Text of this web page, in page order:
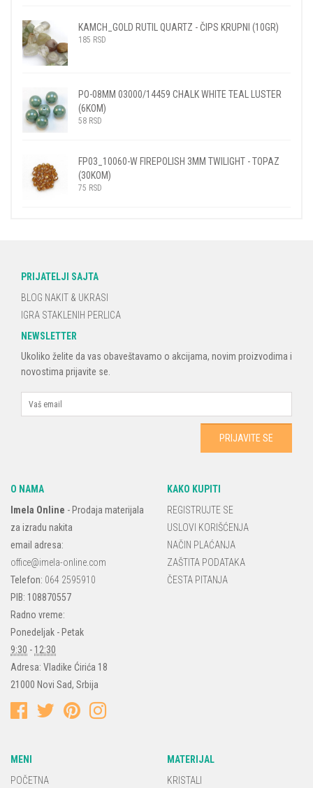
KAMCH_GOLD RUTIL QUARTZ - ČIPS KRUPNI (10GR)
185 RSD
PO-08MM 03000/14459 CHALK WHITE TEAL LUSTER
(6KOM)
58 RSD
FP03_10060-W FIREPOLISH 3MM TWILIGHT - TOPAZ
(30KOM)
75 RSD
PRIJATELJI SAJTA
BLOG NAKIT & UKRASI
IGRA STAKLENIH PERLICA
NEWSLETTER
Ukoliko želite da vas obaveštavamo o akcijama, novim proizvodima i
novostima prijavite se.
O NAMA
Imela Online - Prodaja materijala
za izradu nakita
email adresa:
office@imela-online.com
Telefon: 064 2595910
PIB: 108870557
Radno vreme:
Ponedeljak - Petak
9:30 - 12:30
Adresa: Vladike Ćirića 18
21000 Novi Sad, Srbija
KAKO KUPITI
REGISTRUJTE SE
USLOVI KORIŠĆENJA
NAČIN PLAĆANJA
ZAŠTITA PODATAKA
ČESTA PITANJA
MENI
POČETNA
MATERIJAL
KRISTALI